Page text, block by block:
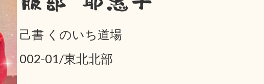
己書 くのいち道場
002-01/東北北部